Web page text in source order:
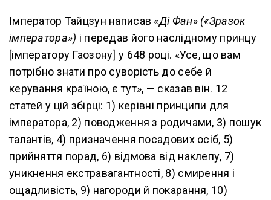
Імператор Тайцзун написав «Ді Фан» («Зразок
імператора») і передав його наслідному принцу
[імператору Гаозону] у 648 році. «Усе, що вам
потрібно знати про суворість до себе й
керування країною, є тут», — сказав він. 12
статей у цій збірці: 1) керівні принципи для
імператора, 2) поводження з родичами, 3) пошук
талантів, 4) призначення посадових осіб, 5)
прийняття порад, 6) відмова від наклепу, 7)
уникнення екстравагантності, 8) смирення і
ощадливість, 9) нагороди й покарання, 10)